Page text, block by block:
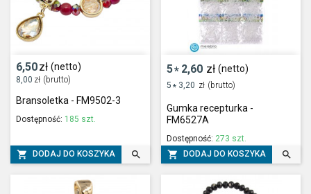
6,50zł (netto)
8,00 zł (brutto)
Bransoletka - FM9502-3
Dostępność: 185 szt.
 DODAJ DO KOSZYKA 
5* 2,60 zł (netto)
5 * 3,20 zł (brutto)
Gumka recepturka -
FM6527A
Dostępność: 273 szt.
 DODAJ DO KOSZYKA 